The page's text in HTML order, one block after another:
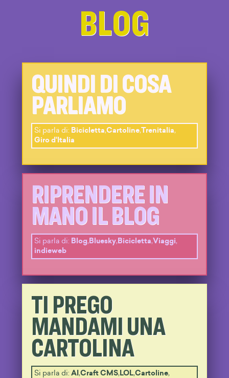
BLOG
QUINDI DI COSA
PARLIAMO
Si parla di: Bicicletta,Cartoline,Trenitalia,
Giro d'Italia
RIPRENDERE IN
MANO IL BLOG
Si parla di: Blog, Bluesky, Bicicletta,Viaggi,
indieweb
TI PREGO
MANDAMI UNA
CARTOLINA
Si parla di: AI ,Craft CMS,LOL,Cartoline,